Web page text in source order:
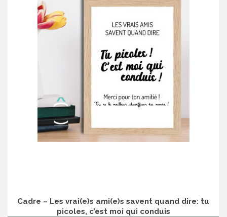
Cadre – Les vrai(e)s ami(e)s savent quand dire: tu
picoles, c’est moi qui conduis